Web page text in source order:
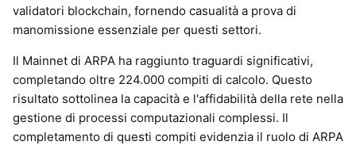
validatori blockchain, fornendo casualità a prova di
manomissione essenziale per questi settori.
Il Mainnet di ARPA ha raggiunto traguardi significativi,
completando oltre 224.000 compiti di calcolo. Questo
risultato sottolinea la capacità e l'affidabilità della rete nella
gestione di processi computazionali complessi. Il
completamento di questi compiti evidenzia il ruolo di ARPA